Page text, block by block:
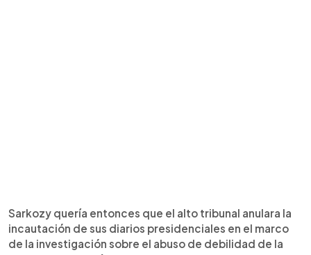
Sarkozy quería entonces que el alto tribunal anulara la
incautación de sus diarios presidenciales en el marco
de la investigación sobre el abuso de debilidad de la